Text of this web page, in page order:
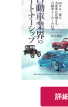
詳